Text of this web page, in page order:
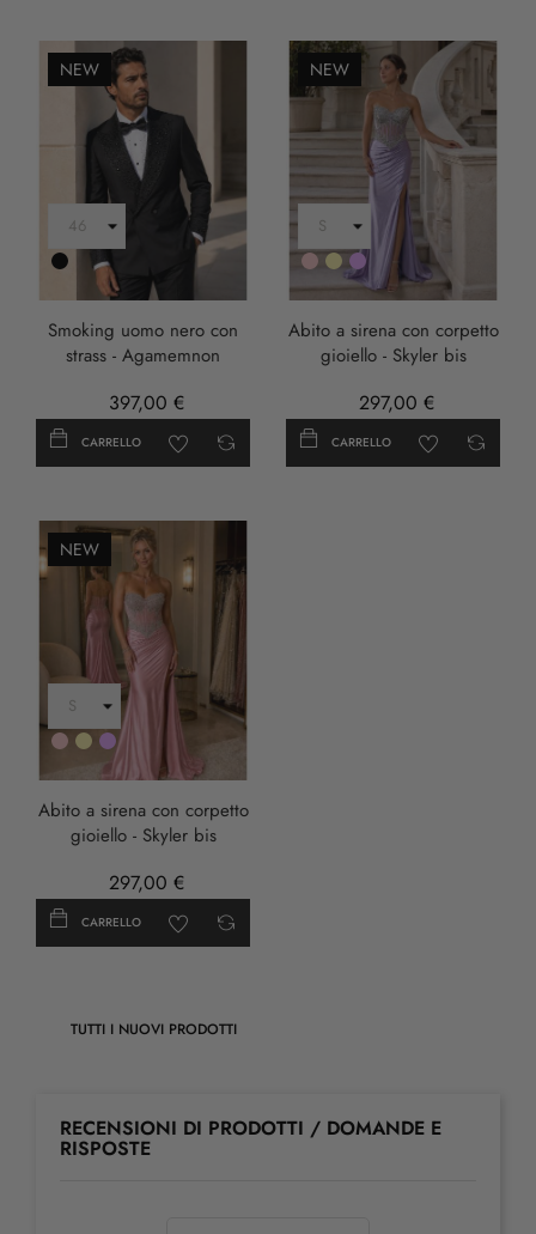
NEW
Nero
Smoking uomo nero con
strass - Agamemnon
397,00 €
CARRELLO
NEW
RosaOroLILLA
Abito a sirena con corpetto
gioiello - Skyler bis
297,00 €
CARRELLO
NEW
RosaOroLILLA
Abito a sirena con corpetto
gioiello - Skyler bis
297,00 €
CARRELLO
TUTTI I NUOVI PRODOTTI
RECENSIONI DI PRODOTTI / DOMANDE E
RISPOSTE